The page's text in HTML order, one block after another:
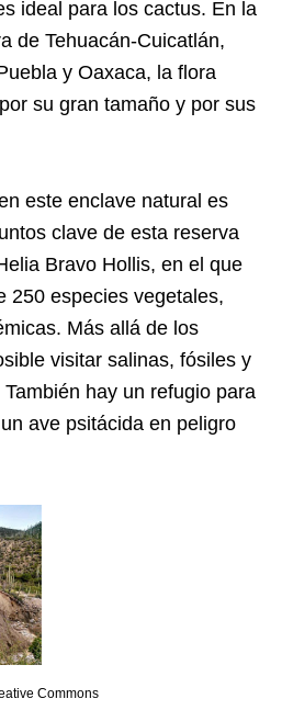
ideal para los cactus. En la
de Tehuacán-Cuicatlán,
y Oaxaca, la flora
su gran tamaño y por sus
este enclave natural es
clave de esta reserva
Bravo Hollis, en el que
250 especies vegetales,
Más allá de los
visitar salinas, fósiles y
hay un refugio para
ave psitácida en peligro
Commons